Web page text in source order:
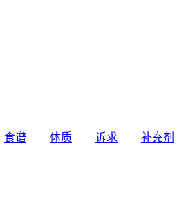
食谱 体质 诉求 补充剂